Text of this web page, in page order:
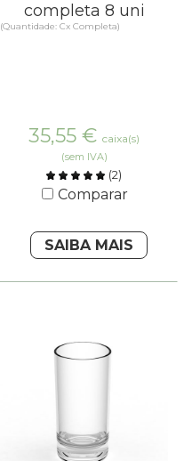
completa 8 uni
(Quantidade: Cx Completa)
35,55 € caixa(s)
(sem IVA)
(2)
Comparar
SAIBA MAIS